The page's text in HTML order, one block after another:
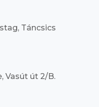
Táncsics
Vasút út 2/B.